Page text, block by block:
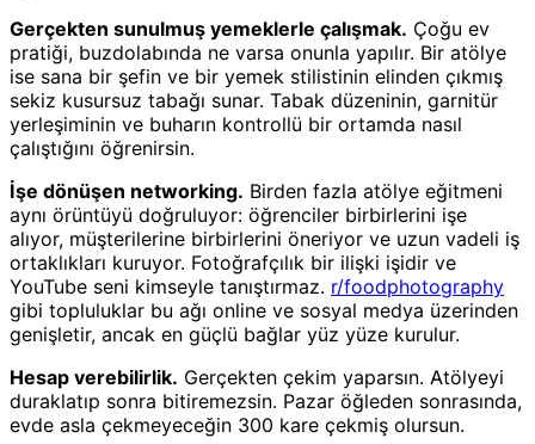
Gerçekten sunulmuş yemeklerle çalışmak. Çoğu ev
pratiği, buzdolabında ne varsa onunla yapılır. Bir atölye
ise sana bir şefin ve bir yemek stilistinin elinden çıkmış
sekiz kusursuz tabağı sunar. Tabak düzeninin, garnitür
yerleşiminin ve buharın kontrollü bir ortamda nasıl
çalıştığını öğrenirsin.
İşe dönüşen networking. Birden fazla atölye eğitmeni
aynı örüntüyü doğruluyor: öğrenciler birbirlerini işe
alıyor, müşterilerine birbirlerini öneriyor ve uzun vadeli iş
ortaklıkları kuruyor. Fotoğrafçılık bir ilişki işidir ve
YouTube seni kimseyle tanıştırmaz. r/foodphotography
gibi topluluklar bu ağı online ve sosyal medya üzerinden
genişletir, ancak en güçlü bağlar yüz yüze kurulur.
Hesap verebilirlik. Gerçekten çekim yaparsın. Atölyeyi
duraklatıp sonra bitiremezsin. Pazar öğleden sonrasında,
evde asla çekmeyeceğin 300 kare çekmiş olursun.